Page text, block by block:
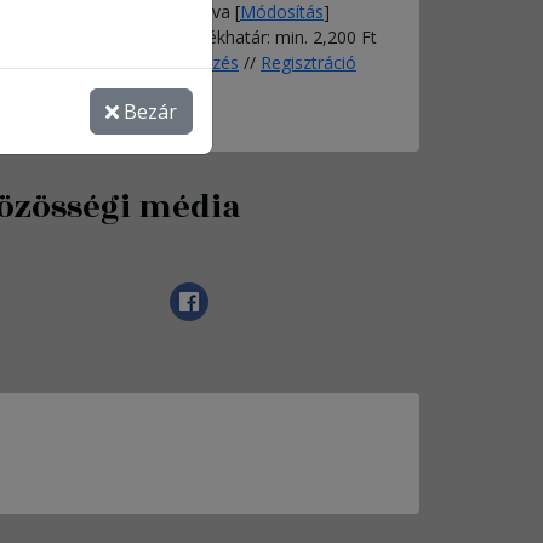
Nincs megadva [Módosítás]
Rendelés értékhatár: min. 2,200 Ft
Bejelentkezés // Regisztráció
média
Bezár